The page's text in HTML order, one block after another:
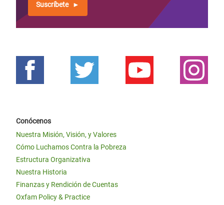
Suscríbete
Conócenos
Nuestra Misión, Visión, y Valores
Cómo Luchamos Contra la Pobreza
Estructura Organizativa
Nuestra Historia
Finanzas y Rendición de Cuentas
Oxfam Policy & Practice